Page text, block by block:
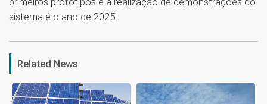
sistema é o ano de 2025.
Related News